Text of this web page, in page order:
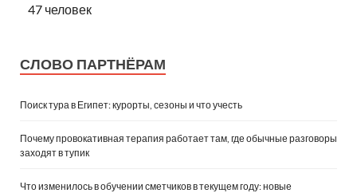
47 человек
СЛОВО ПАРТНЁРАМ
Поиск тура в Египет: курорты, сезоны и что учесть
Почему провокативная терапия работает там, где обычные разговоры
заходят в тупик
Что изменилось в обучении сметчиков в текущем году: новые